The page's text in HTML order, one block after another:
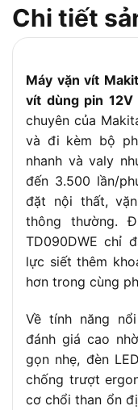
hồi cao
Khả năng vặn ren
Trọng lượng
Phụ kiện đi kèm
Chi tiết
Máy vặn vít
vít dùng pin 12V
chuyên của
và đi kèm bộ
nhanh và valy
đến 3.500 lần/
đặt nội thất,
thông thường.
TD090DWE chỉ
lực siết thêm
hơn trong cùng
Về tính năng
đánh giá cao
gọn nhẹ, đèn
chống trượt
cơ chổi than ổn